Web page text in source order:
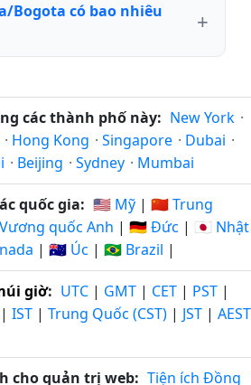
Bogota có bao nhiêu
các thành phố này: New York ·
· Hong Kong · Singapore · Dubai ·
· Beijing · Sydney · Mumbai
quốc gia: 🇺🇸 Mỹ | 🇨🇳 Trung
quốc Anh | 🇩🇪 Đức | 🇯🇵 Nhật
| 🇦🇺 Úc | 🇧🇷 Brazil |
giờ: UTC | GMT | CET | PST |
| IST | Trung Quốc (CST) | JST | AEST
cho quản trị web: Tiện ích Đồng